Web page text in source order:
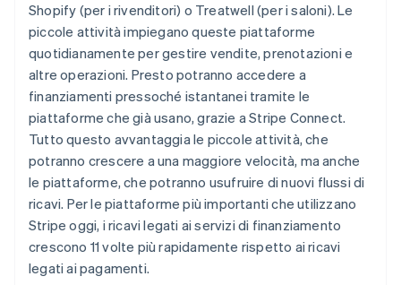
Shopify (per i rivenditori) o Treatwell (per i saloni). Le
piccole attività impiegano queste piattaforme
quotidianamente per gestire vendite, prenotazioni e
altre operazioni. Presto potranno accedere a
finanziamenti pressoché istantanei tramite le
piattaforme che già usano, grazie a Stripe Connect.
Tutto questo avvantaggia le piccole attività, che
potranno crescere a una maggiore velocità, ma anche
le piattaforme, che potranno usufruire di nuovi flussi di
ricavi. Per le piattaforme più importanti che utilizzano
Stripe oggi, i ricavi legati ai servizi di finanziamento
crescono 11 volte più rapidamente rispetto ai ricavi
legati ai pagamenti.